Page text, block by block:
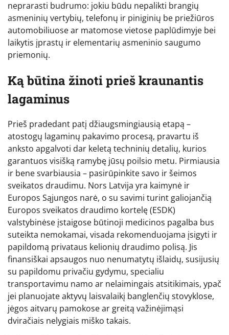
neprarasti budrumo: jokiu būdu nepalikti brangių
asmeninių vertybių, telefonų ir piniginių be priežiūros
automobiliuose ar matomose vietose paplūdimyje bei
laikytis įprastų ir elementarių asmeninio saugumo
priemonių.
Ką būtina žinoti prieš kraunantis
lagaminus
Prieš pradedant patį džiaugsmingiausią etapą –
atostogų lagaminų pakavimo procesą, pravartu iš
anksto apgalvoti dar keletą techninių detalių, kurios
garantuos visišką ramybę jūsų poilsio metu. Pirmiausia
ir bene svarbiausia – pasirūpinkite savo ir šeimos
sveikatos draudimu. Nors Latvija yra kaimynė ir
Europos Sąjungos narė, o su savimi turint galiojančią
Europos sveikatos draudimo kortelę (ESDK)
valstybinėse įstaigose būtinoji medicinos pagalba bus
suteikta nemokamai, visada rekomenduojama įsigyti ir
papildomą privataus kelionių draudimo polisą. Jis
finansiškai apsaugos nuo nenumatytų išlaidų, susijusių
su papildomu privačiu gydymu, specialiu
transportavimu namo ar nelaimingais atsitikimais, ypač
jei planuojate aktyvų laisvalaikį banglenčių stovyklose,
jėgos aitvarų pamokose ar greitą važinėjimąsi
dviračiais nelygiais miško takais.